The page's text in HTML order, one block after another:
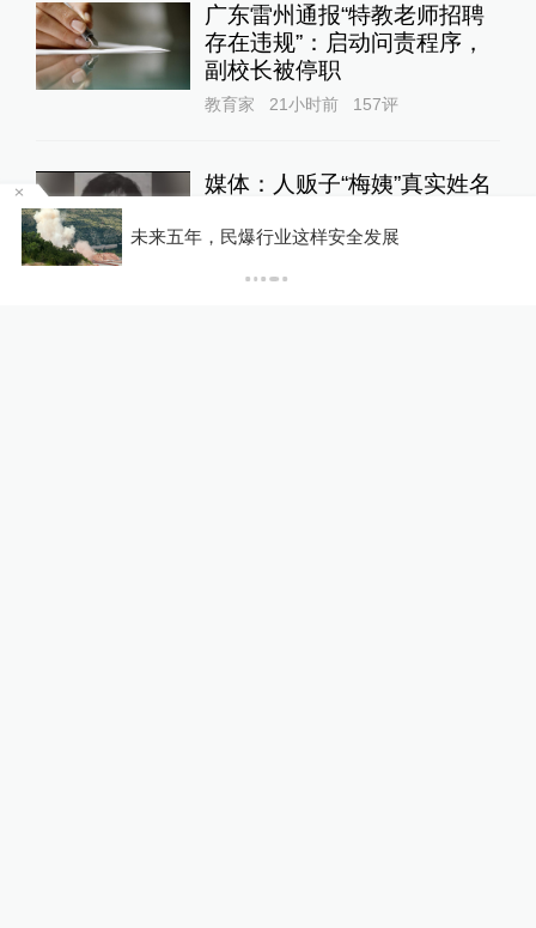
广东雷州通报“特教老师招聘
存在违规”：启动问责程序，
副校长被停职
教育家 21小时前 157评
媒体：人贩子“梅姨”真实姓名
直击现场 19小时前 65评
“兰州拉面”多地改名“青海拉面”？青海省拉面产业
行业协会：青海人开的店自愿报名，不用交钱